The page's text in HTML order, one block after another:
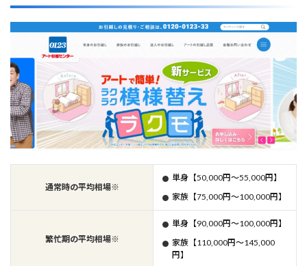
通常時の平均相場※
単身【50,000円～55,000円】
家族【75,000円～100,000円】
繁忙期の平均相場※
単身【90,000円～100,000円】
家族【110,000円～145,000
円】